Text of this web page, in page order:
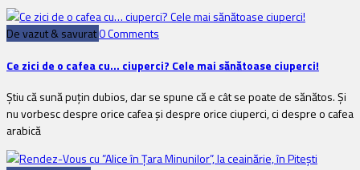
De vazut & savurat0 Comments
Ce zici de o cafea cu… ciuperci? Cele mai sănătoase ciuperci!
Știu că sună puțin dubios, dar se spune că e cât se poate de sănătos. Și
nu vorbesc despre orice cafea și despre orice ciuperci, ci despre o cafea
arabică